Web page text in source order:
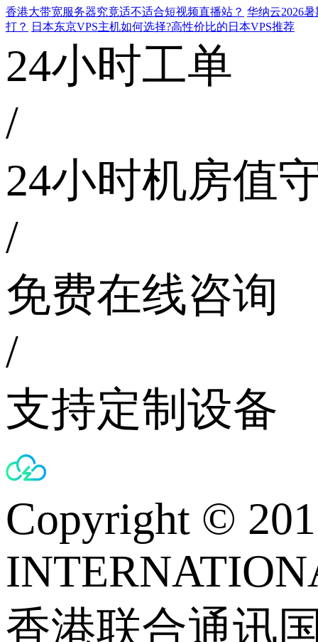
香港大带宽服务器究竟适不适合短视频直播站？ 华纳云2026
打？
日本东京VPS主机如何选择?高性价比的日本VPS推荐
24小时工单
/
24小时机房值
/
免费在线咨询
/
支持定制设备
Copyright ©
香港联合通讯